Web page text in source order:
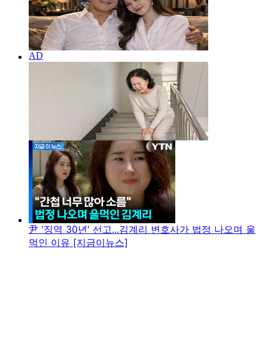
尹 '징역 30년' 선고...김계리 변호사가 법정 나오며 울
먹인 이유 [지금이뉴스]